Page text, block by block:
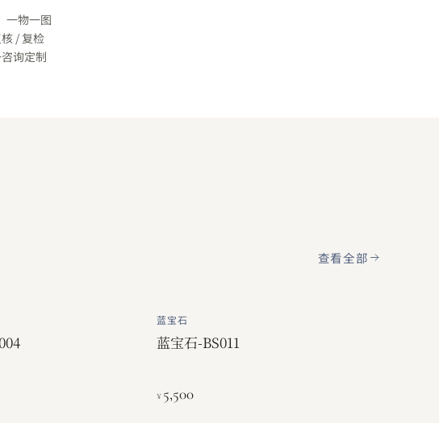
一物一图
/ 复检
询定制
查看全部
蓝宝石
蓝宝石-BS011
¥ 5,500